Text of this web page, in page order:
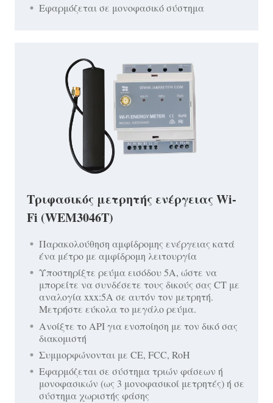
Εφαρμόζεται σε μονοφασικό σύστημα
Τριφασικός μετρητής ενέργειας Wi-
Fi (WEM3046T)
Παρακολούθηση αμφίδρομης ενέργειας κατά
ένα μέτρο με αμφίδρομη λειτουργία
Υποστηρίξτε ρεύμα εισόδου 5A, ώστε να
μπορείτε να συνδέσετε τους δικούς σας CT με
αναλογία xxx:5A σε αυτόν τον μετρητή.
Μετρήστε εύκολα το μεγάλο ρεύμα.
Ανοίξτε το API για ενοποίηση με τον δικό σας
διακομιστή
Συμμορφώνονται με CE, FCC, RoH
Εφαρμόζεται σε σύστημα τριών φάσεων ή
μονοφασικών (ως 3 μονοφασικοί μετρητές) ή σε
σύστημα χωριστής φάσης